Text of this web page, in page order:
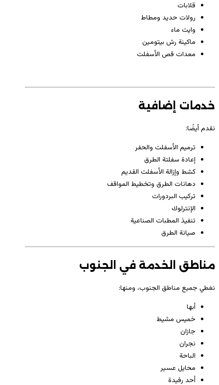
قلابات
رولات حديد ومطاط
وايت ماء
ماكينة رش بيتومين
معدات قص الأسفلت
خدمات إضافية
نقدم أيضًا:
ترميم الأسفلت والحفر
إعادة سفلتة الطرق
كشط وإزالة الأسفلت القديم
دهانات الطرق وتخطيط المواقف
تركيب البردورات
الإنترلوك
تنفيذ المطبات الصناعية
صيانة الطرق
مناطق الخدمة في الجنوب
نغطي جميع مناطق الجنوب، ومنها:
أبها
خميس مشيط
جازان
نجران
الباحة
محايل عسير
أحد رفيدة